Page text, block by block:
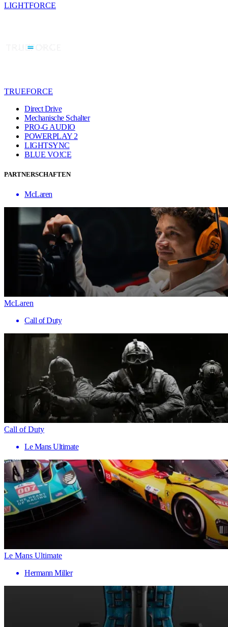
LIGHTFORCE
TRUEFORCE
Direct Drive
Mechanische Schalter
PRO-G AUDIO
POWERPLAY 2
LIGHTSYNC
BLUE VO!CE
PARTNERSCHAFTEN
McLaren
McLaren
Call of Duty
Call of Duty
Le Mans Ultimate
Le Mans Ultimate
Hermann Miller